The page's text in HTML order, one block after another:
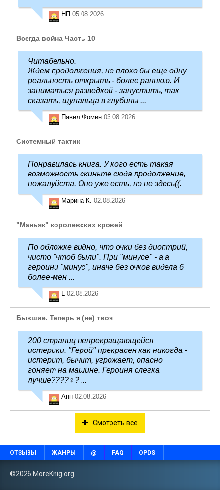
НП 05.08.2026
Всегда война Часть 10
Читабельно.
Ждем продолжения, не плохо бы еще одну
реальность открыть - более раннюю. И
заниматься разведкой - запустить, так
сказать, щупальца в глубины ...
Павел Фомин 03.08.2026
Системный тактик
Понравилась книга. У кого есть такая
возможность скиньте сюда продолжение,
пожалуйста. Оно уже есть, но не здесь((.
Марина К. 02.08.2026
"Маньяк" королевских кровей
По обложке видно, что очки без диоптрий,
чисто "чтоб были". При "минусе" - а а
героини "минус", иначе без очков видела б
более-мен ...
02.08.2026
Бывшие. Теперь я (не) твоя
200 страниц непрекращающейся
истерики. "Герой" прекрасен как никогда -
истерит, бычит, угрожает, опасно
гоняет на машине. Героиня слегка
лучше????‍♀️? ...
Анн 02.08.2026
Смотреть все
ОТЗЫВЫ ЖАНРЫ @ FAQ OPDS
©2026 MoreKnig.org